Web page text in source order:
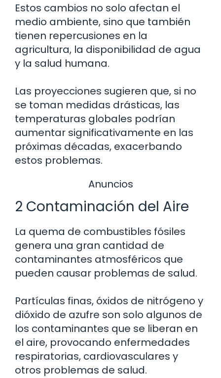
Estos cambios no solo afectan el
medio ambiente, sino que también
tienen repercusiones en la
agricultura, la disponibilidad de agua
y la salud humana.
Las proyecciones sugieren que, si no
se toman medidas drásticas, las
temperaturas globales podrían
aumentar significativamente en las
próximas décadas, exacerbando
estos problemas.
Anuncios
2 Contaminación del Aire
La quema de combustibles fósiles
genera una gran cantidad de
contaminantes atmosféricos que
pueden causar problemas de salud.
Partículas finas, óxidos de nitrógeno y
dióxido de azufre son solo algunos de
los contaminantes que se liberan en
el aire, provocando enfermedades
respiratorias, cardiovasculares y
otros problemas de salud.